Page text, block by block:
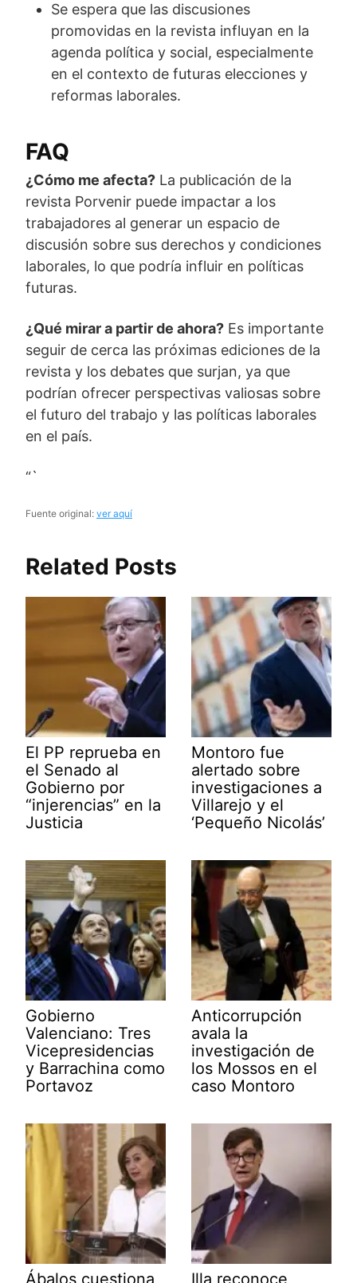
Se espera que las discusiones
promovidas en la revista influyan en la
agenda política y social, especialmente
en el contexto de futuras elecciones y
reformas laborales.
FAQ
¿Cómo me afecta? La publicación de la
revista Porvenir puede impactar a los
trabajadores al generar un espacio de
discusión sobre sus derechos y condiciones
laborales, lo que podría influir en políticas
futuras.
¿Qué mirar a partir de ahora? Es importante
seguir de cerca las próximas ediciones de la
revista y los debates que surjan, ya que
podrían ofrecer perspectivas valiosas sobre
el futuro del trabajo y las políticas laborales
en el país.
“`
Fuente original: ver aquí
Related Posts
El PP reprueba en
el Senado al
Gobierno por
“injerencias” en la
Justicia
Montoro fue
alertado sobre
investigaciones a
Villarejo y el
‘Pequeño Nicolás’
Gobierno
Valenciano: Tres
Vicepresidencias
y Barrachina como
Portavoz
Anticorrupción
avala la
investigación de
los Mossos en el
caso Montoro